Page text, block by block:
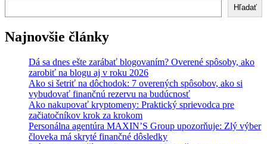
Hľadať
Najnovšie články
Dá sa dnes ešte zarábať blogovaním? Overené spôsoby, ako
zarobiť na blogu aj v roku 2026
Ako si šetriť na dôchodok: 7 overených spôsobov, ako si
vybudovať finančnú rezervu na budúcnosť
Ako nakupovať kryptomeny: Praktický sprievodca pre
začiatočníkov krok za krokom
Personálna agentúra MAXIN’S Group upozorňuje: Zlý výber
človeka má skryté finančné dôsledky